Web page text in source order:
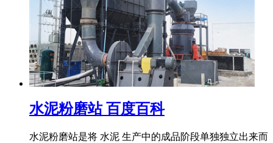
水泥粉磨站 百度百科
水泥粉磨站是将 水泥 生产中的成品阶段单独独立出来而